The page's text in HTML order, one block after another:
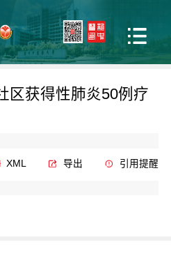
区获得性肺炎50例疗
XML 导出 引用提醒